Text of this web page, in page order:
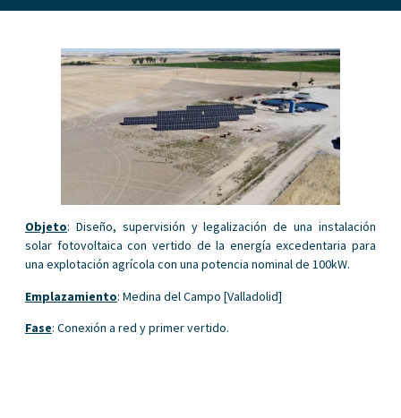
Objeto: Diseño, supervisión y legalización de una instalación
solar fotovoltaica con vertido de la energía excedentaria para
una explotación agrícola con una potencia nominal de 100kW.
Emplazamiento: Medina del Campo [Valladolid]
Fase: Conexión a red y primer vertido.